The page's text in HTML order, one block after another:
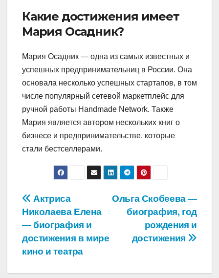
Какие достижения имеет
Мария Осадник?
Мария Осадник — одна из самых известных и
успешных предпринимательниц в России. Она
основала несколько успешных стартапов, в том
числе популярный сетевой маркетплейс для
ручной работы Handmade Network. Также
Мария является автором нескольких книг о
бизнесе и предпринимательстве, которые
стали бестселлерами.
Навигация
по
записям
Ольга Скобеева —
биография, год
рождения и
достижения
Актриса
Николаева Елена
— биография и
достижения в мире
кино и театра